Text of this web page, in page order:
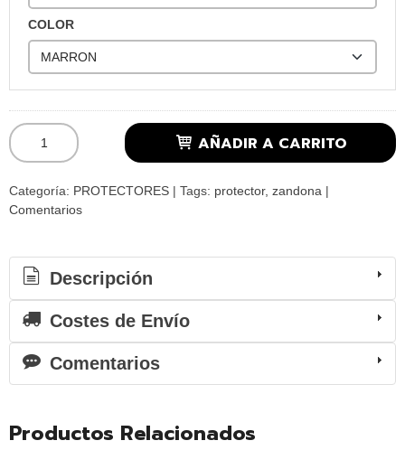
COLOR
AÑADIR A CARRITO
Categoría: PROTECTORES | Tags: protector zandona |
Comentarios
Descripción
Costes de Envío
Comentarios
Productos Relacionados